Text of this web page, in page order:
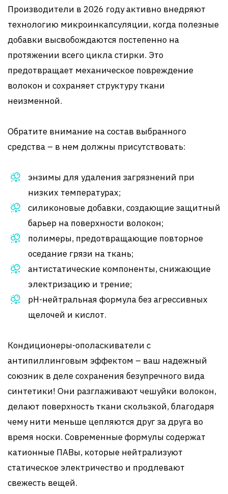
Производители в 2026 году активно внедряют
технологию микроинкапсуляции, когда полезные
добавки высвобождаются постепенно на
протяжении всего цикла стирки. Это
предотвращает механическое повреждение
волокон и сохраняет структуру ткани
неизменной.
Обратите внимание на состав выбранного
средства – в нем должны присутствовать:
энзимы для удаления загрязнений при
низких температурах;
силиконовые добавки, создающие защитный
барьер на поверхности волокон;
полимеры, предотвращающие повторное
оседание грязи на ткань;
антистатические компоненты, снижающие
электризацию и трение;
pH-нейтральная формула без агрессивных
щелочей и кислот.
Кондиционеры-ополаскиватели с
антипиллинговым эффектом – ваш надежный
союзник в деле сохранения безупречного вида
синтетики! Они разглаживают чешуйки волокон,
делают поверхность ткани скользкой, благодаря
чему нити меньше цепляются друг за друга во
время носки. Современные формулы содержат
катионные ПАВы, которые нейтрализуют
статическое электричество и продлевают
свежесть вещей.